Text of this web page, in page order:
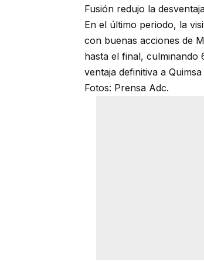
Fusión redujo la
En el último periodo, la
con buenas acciones de
hasta el final, culminando
ventaja definitiva a
Fotos: Prensa Adc.